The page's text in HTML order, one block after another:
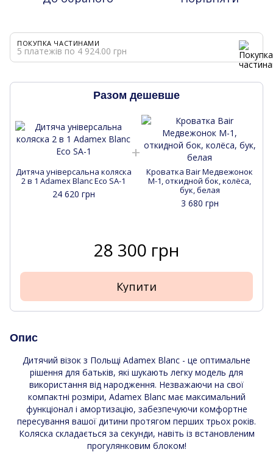
ПОКУПКА ЧАСТИНАМИ
5 платежів по 4 924.00 грн
Разом дешевше
Дитяча універсальна коляска
2 в 1 Adamex Blanc Eco SA-1
24 620 грн
Кроватка Bair Медвежонок
M-1, откидной бок, колёса,
бук, белая
3 680 грн
28 300 грн
Купити
Опис
Дитячий візок з Польщі Adamex Blanc - це оптимальне
рішення для батьків, які шукають легку модель для
використання від народження. Незважаючи на свої
компактні розміри, Adamex Blanc має максимальний
функціонал і амортизацію, забезпечуючи комфортне
пересування вашої дитини протягом перших трьох років.
Коляска складається за секунди, навіть із встановленим
прогулянковим блоком!